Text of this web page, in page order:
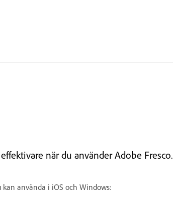
när du använder Adobe Fresco.
använda i iOS och Windows: